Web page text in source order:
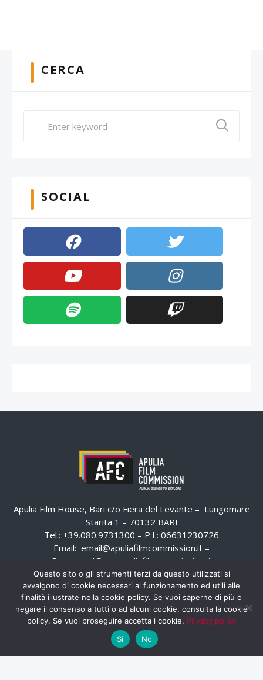
CERCA
SOCIAL
Apulia Film House, Bari c/o Fiera del Levante – Lungomare
Starita 1 – 70132 BARI
Tel.: +39.080.9731300 – P.I.: 06631230726
Email: email@apuliafilmcommission.it –
Pec:
email@pec.apuliafilmcommission.it
Questo sito o gli strumenti terzi da questo utilizzati si
avvalgono di cookie necessari al funzionamento ed utili alle
finalità illustrate nella cookie policy. Se vuoi saperne di più o
negare il consenso a tutti o ad alcuni cookie, consulta la cookie
policy. Se vuoi proseguire accetta i cookie. Privacy policy
Si
No